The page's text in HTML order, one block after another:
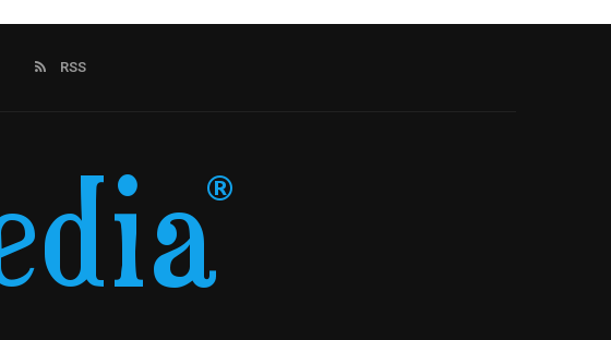
RSS